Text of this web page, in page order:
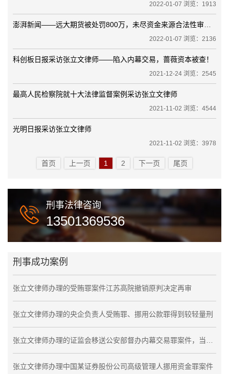
2022-01-07 浏览：1913
2022-01-07 浏览：2136
科创板日报采访张立文律师——陷入内幕交易，蔷薇资本被查！
2021-12-24 浏览：2545
最高人民检察院就十大法律监督案例采访张立文律师
2021-11-02 浏览：4544
光明日报采访张立文律师
2021-11-02 浏览：3978
首页 上一页 1 2 下一页 尾页
刑事法律咨询
13501369536
刑事成功案例
张立文律师办理的受贿罪案件江苏高院撤销原判决定再审
张立文律师办理的央企负责人受贿罪、挪用公款罪得到较轻量刑
张立文律师办理中国某证券股份公司高级管理人挪用资金罪案件